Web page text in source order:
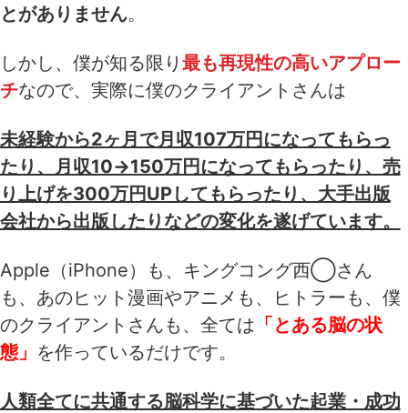
とがありません。
しかし、僕が知る限り 最も再現性の高いアプロー
チなので、実際に僕のクライアントさんは
未経験から2ヶ月で月収107万円になってもらっ
たり、月収10→150万円になってもらったり、売
り上げを300万円UPしてもらったり、大手出版
会社から出版したりなどの変化を遂げています。
Apple（iPhone）も、キングコング西◯さん
も、あのヒット漫画やアニメも、ヒトラーも、僕
のクライアントさんも、全ては 「とある脳の状
態」 を作っているだけです。
人類全てに共通する脳科学に基づいた起業・成功